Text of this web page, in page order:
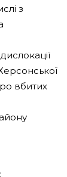
з
вбитих